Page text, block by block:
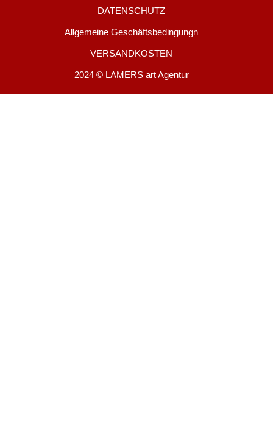
DATENSCHUTZ
Allgemeine Geschäftsbedingungn
VERSANDKOSTEN
2024 © LAMERS art Agentur